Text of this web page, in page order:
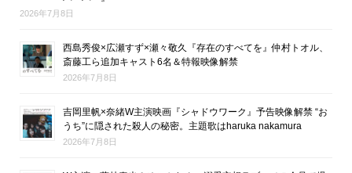
2026年7月8日
西島秀俊×広瀬すず×瀬々敬久『存在のすべてを』仲村トオル、
斎藤工ら追加キャスト6名＆特報映像解禁
2026年7月8日
吉岡里帆×奈緒W主演映画『シャドウワーク』予告映像解禁 “お
うち”に隠された殺人の秘密。主題歌はharuka nakamura
2026年7月8日